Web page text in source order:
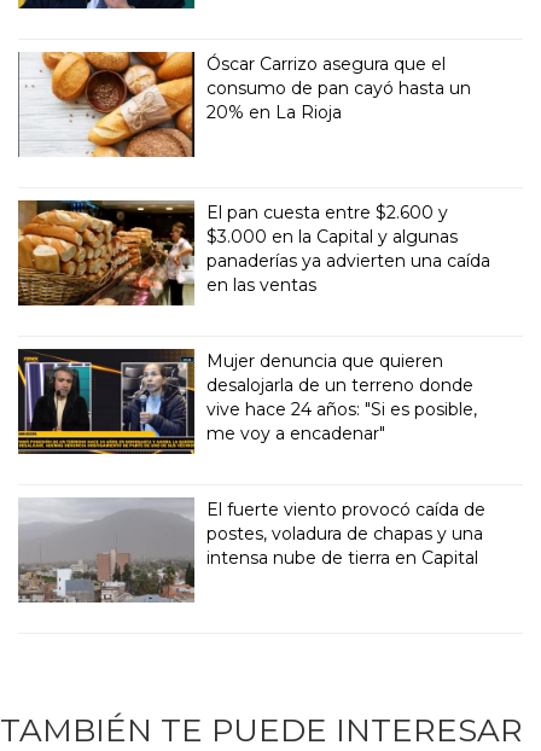
Óscar Carrizo asegura que el
consumo de pan cayó hasta un
20% en La Rioja
El pan cuesta entre $2.600 y
$3.000 en la Capital y algunas
panaderías ya advierten una caída
en las ventas
Mujer denuncia que quieren
desalojarla de un terreno donde
vive hace 24 años: "Si es posible,
me voy a encadenar"
El fuerte viento provocó caída de
postes, voladura de chapas y una
intensa nube de tierra en Capital
TAMBIÉN TE PUEDE INTERESAR